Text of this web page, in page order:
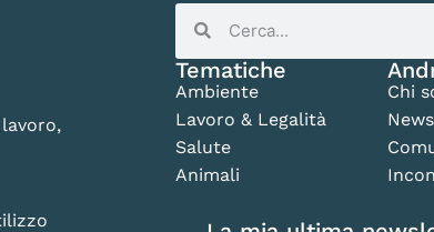
Tematiche
Ambiente
Lavoro & Legalità
Salute
Animali
Chi
News